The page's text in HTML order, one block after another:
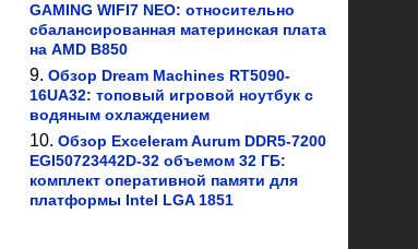
GAMING WIFI7 NEO: относительно
сбалансированная материнская плата
на AMD B850
Обзор Dream Machines RT5090-
16UA32: топовый игровой ноутбук с
водяным охлаждением
Обзор Exceleram Aurum DDR5-7200
EGI50723442D-32 объемом 32 ГБ:
комплект оперативной памяти для
платформы Intel LGA 1851